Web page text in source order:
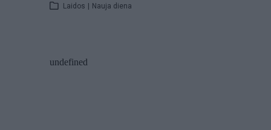
Laidos | Nauja diena